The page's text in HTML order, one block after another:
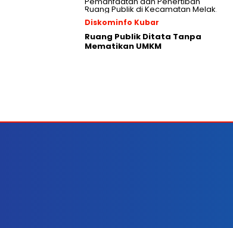
Diskominfo Kubar
Ruang Publik Ditata Tanpa
Mematikan UMKM